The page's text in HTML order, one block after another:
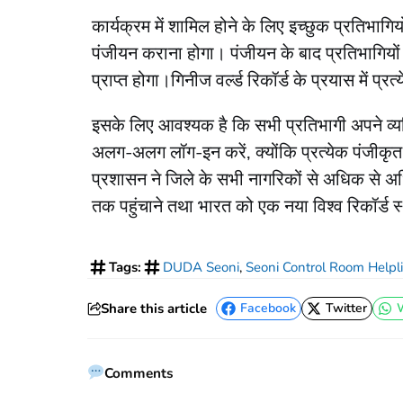
कार्यक्रम में शामिल होने के लिए इच्छुक
पंजीयन कराना होगा। पंजीयन के बाद
प्राप्त होगा।गिनीज वर्ल्ड रिकॉर्ड के प्रयास में
इसके लिए आवश्यक है कि सभी प्रतिभागी अपने
अलग-अलग लॉग-इन करें, क्योंकि प्रत्येक पंजीकृत
प्रशासन ने जिले के सभी नागरिकों से अधिक से
तक पहुंचाने तथा भारत को एक नया विश्व
Tags: DUDA Seoni, Seoni Control Room
Share this article
Facebook
Facebook
Twitter
Twitter
Comments